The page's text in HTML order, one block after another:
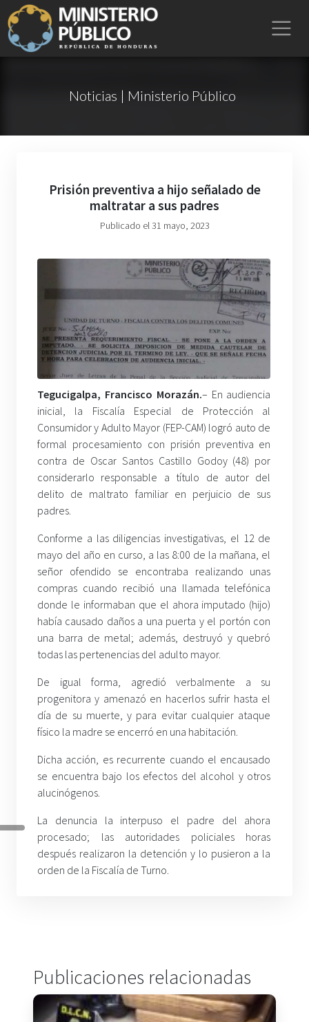
Noticias | Ministerio Público
Prisión preventiva a hijo señalado de
maltratar a sus padres
Publicado el 31 mayo, 2023
Tegucigalpa, Francisco Morazán.– En audiencia
inicial, la Fiscalía Especial de Protección al
Consumidor y Adulto Mayor (FEP-CAM) logró auto de
formal procesamiento con prisión preventiva en
contra de Oscar Santos Castillo Godoy (48) por
considerarlo responsable a título de autor del
delito de maltrato familiar en perjuicio de sus
padres.
Conforme a las diligencias investigativas, el 12 de
mayo del año en curso, a las 8:00 de la mañana, el
señor ofendido se encontraba realizando unas
compras cuando recibió una llamada telefónica
donde le informaban que el ahora imputado (hijo)
había causado daños a una puerta y el portón con
una barra de metal; además, destruyó y quebró
todas las pertenencias del adulto mayor.
De igual forma, agredió verbalmente a su
progenitora y amenazó en hacerlos sufrir hasta el
día de su muerte, y para evitar cualquier ataque
físico la madre se encerró en una habitación.
Dicha acción, es recurrente cuando el encausado
se encuentra bajo los efectos del alcohol y otros
alucinógenos.
La denuncia la interpuso el padre del ahora
procesado; las autoridades policiales horas
después realizaron la detención y lo pusieron a la
orden de la Fiscalía de Turno.
Publicaciones relacionadas